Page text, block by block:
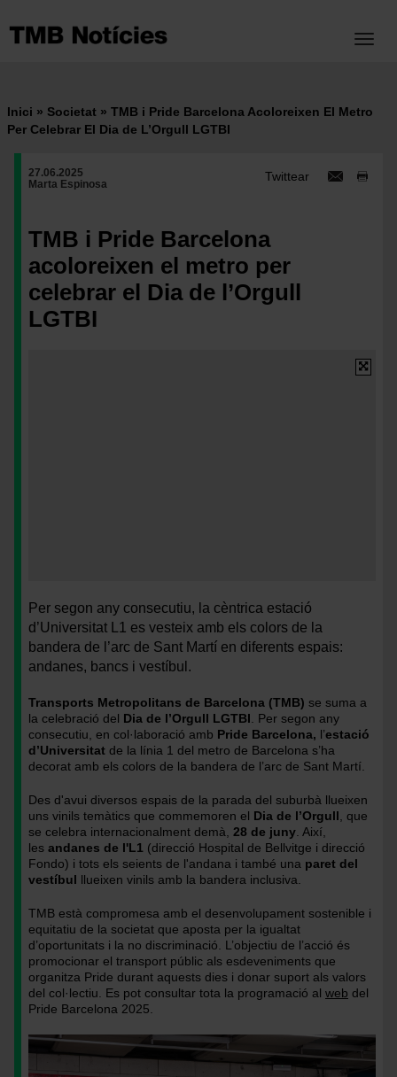
contingut
Fil
d'ariadna
Inici Societat
TMB i Pride Barcelona Acoloreixen El Metro
Per Celebrar El Dia de L’Orgull LGTBI
Twittear
27.06.2025
Marta Espinosa
TMB i Pride Barcelona
acoloreixen el metro per
celebrar el Dia de l’Orgull
LGTBI
d'Universitat
llueix
els
colors
la
bandera
de
l'arc
de
martí
pel
Pride
Barcelona
2025
Foto:
Pep
Herrero
(TMB)
>L'estació
d'Universitat
llueix
els
de
la
bandera
de
l'arc
sant
martí
pel
Pride
Barcelona
/
Foto:
Pep
Herrero
(TMB)
Per segon any consecutiu, la cèntrica estació
d’Universitat L1 es vesteix amb els colors de la
bandera de l’arc de Sant Martí en diferents espais:
andanes, bancs i vestíbul.
Transports Metropolitans de Barcelona (TMB) se suma a
la celebració del Dia de l’Orgull LGTBI. Per segon any
consecutiu, en col·laboració amb Pride Barcelona, l’estació
d’Universitat de la línia 1 del metro de Barcelona s’ha
decorat amb els colors de la bandera de l’arc de Sant Martí.
Des d'avui diversos espais de la parada del suburbà llueixen
uns vinils temàtics que commemoren el Dia de l’Orgull, que
se celebra internacionalment demà, 28 de juny. Així,
les andanes de l'L1 (direcció Hospital de Bellvitge i direcció
Fondo) i tots els seients de l'andana i també una paret del
vestíbul llueixen vinils amb la bandera inclusiva.
TMB està compromesa amb el desenvolupament sostenible i
equitatiu de la societat que aposta per la igualtat
d’oportunitats i la no discriminació. L’objectiu de l’acció és
promocionar el transport públic als esdeveniments que
organitza Pride durant aquests dies i donar suport als valors
del col·lectiu. Es pot consultar tota la programació al web del
Pride Barcelona 2025.
Imatge